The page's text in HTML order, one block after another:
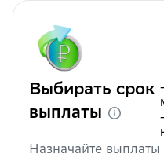
Выбирать срок
выплаты
Назначайте